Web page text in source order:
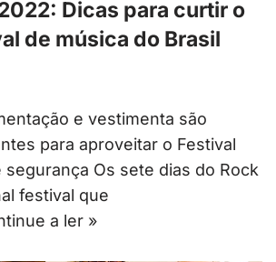
Dicas para curtir o
de música do Brasil
e vestimenta são
para aproveitar o Festival
Os sete dias do Rock
festival que
a ler »